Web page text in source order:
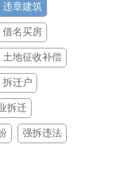
违章建筑
借名买房
土地征收补偿
拆迁户
拆迁
强拆违法